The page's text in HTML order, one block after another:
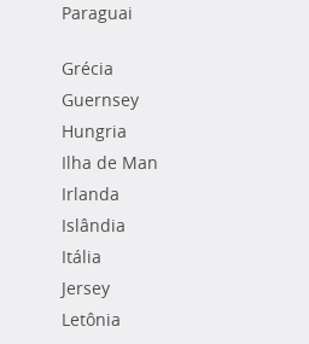
Paraguai
Grécia
Guernsey
Hungria
Ilha de Man
Irlanda
Islândia
Itália
Jersey
Letônia